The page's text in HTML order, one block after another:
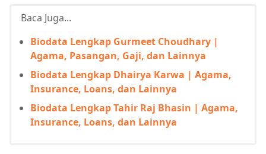
Baca Juga...
Biodata Lengkap Gurmeet Choudhary |
Agama, Pasangan, Gaji, dan Lainnya
Biodata Lengkap Dhairya Karwa | Agama,
Insurance, Loans, dan Lainnya
Biodata Lengkap Tahir Raj Bhasin | Agama,
Insurance, Loans, dan Lainnya